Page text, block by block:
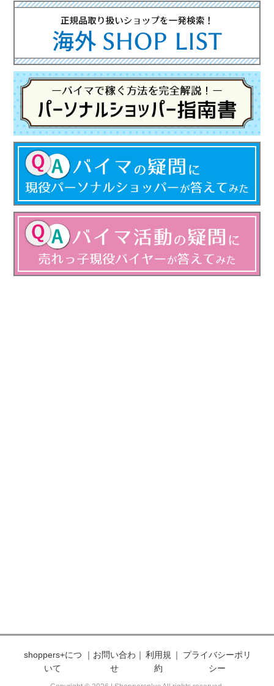
shoppers+につ
いて
｜ お問い合わ
せ
｜ 利用規
約
｜
プライバシーポリ
シー